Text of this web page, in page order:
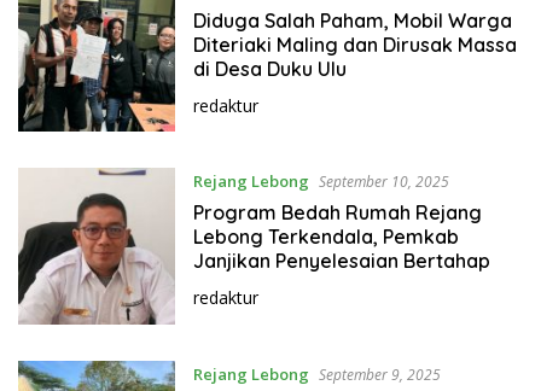
15, 2025
Diduga Salah Paham, Mobil Warga
Diteriaki Maling dan Dirusak Massa
di Desa Duku Ulu
redaktur
Rejang Lebong September 10, 2025
Program Bedah Rumah Rejang
Lebong Terkendala, Pemkab
Janjikan Penyelesaian Bertahap
redaktur
Rejang Lebong September 9, 2025